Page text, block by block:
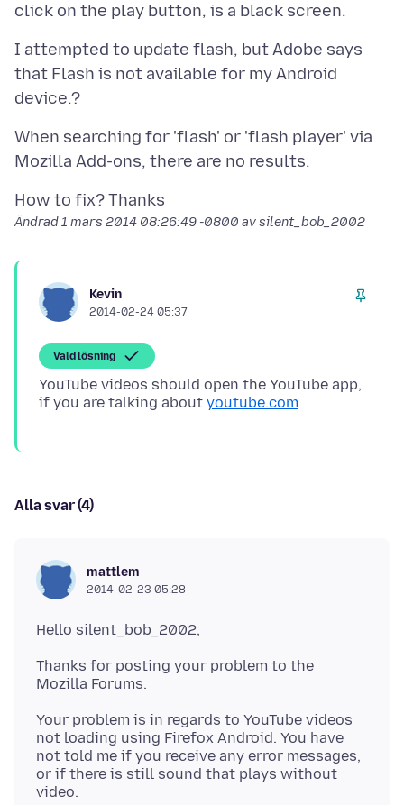
I attempted to update flash, but Adobe says
that Flash is not available for my Android
When searching for 'flash' or 'flash player' via
Ändrad1 mars 2014 08:26:49 -0800 av silent_bob_2002
Kevin
2014-02-24 05:37
Vald lösning
YouTube videos should open the YouTube app,
if you are talking about youtube.com
Alla svar (4)
mattlem
2014-02-23 05:28
Thanks for posting your problem to the
Your problem is in regards to YouTube videos
not loading using Firefox Android. You have
not told me if you receive any error messages,
or if there is still sound that plays without